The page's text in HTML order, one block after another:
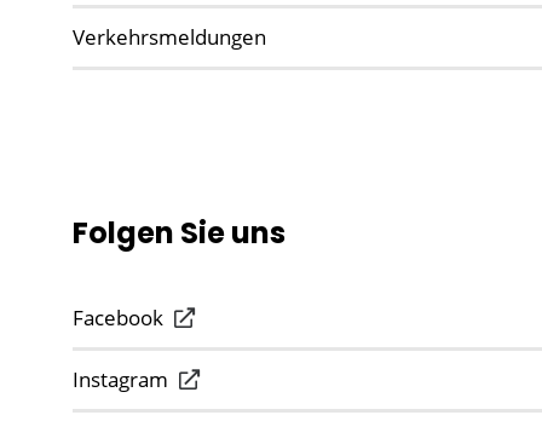
Verkehrsmeldungen
Folgen Sie uns
Facebook
Instagram